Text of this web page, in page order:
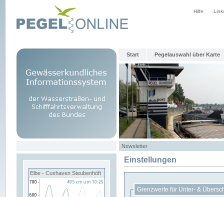
Hilfe
Start Pegelauswahl über Karte
Newsletter
Elbe - Cuxhaven Steubenhöft
Einstellungen
Grenzwerte für Unter- &